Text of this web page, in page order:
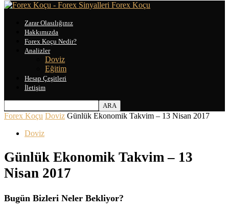
Forex Koçu
Zarar Olasılığınız
Hakkımızda
Forex Koçu Nedir?
Analizler
Doviz
Eğitim
Hesap Çeşitleri
İletişim
Forex Koçu Doviz Günlük Ekonomik Takvim – 13 Nisan 2017
Doviz
Günlük Ekonomik Takvim – 13
Nisan 2017
Bugün Bizleri Neler Bekliyor?